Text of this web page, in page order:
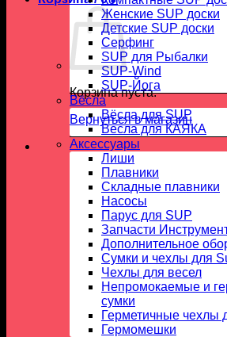
Корзина пуста.
Вернуться в магазин
Женские SUP доски
Детские SUP доски
Серфинг
SUP для Рыбалки
SUP-Wind
SUP-Йога
Вёсла
Вёсла для SUP
Весла для КАЯКА
Аксессуары
Лиши
Плавники
Складные плавники
Насосы
Парус для SUP
Запчасти
Дополнительное
Сумки и чехлы для
Чехлы для весел
Непромокаемые и
сумки
Герметичные чехлы
Гермомешки